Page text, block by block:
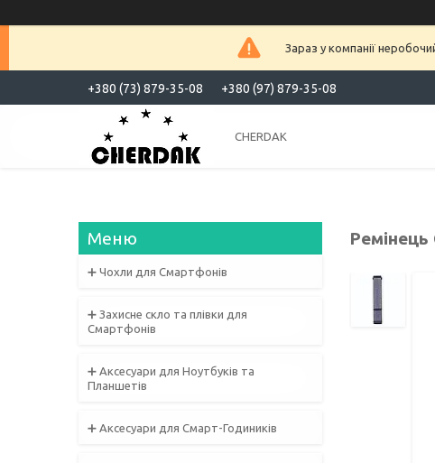
Зараз у компанії
+380 (73) 879-35-08 +380 (97) 879-35-08
CHERDAK
➕ Чохли для Смартфонів
➕ Захисне скло та плівки для
Смартфонів
➕ Аксесуари для Ноутбуків та
Планшетів
➕ Аксесуари для Смарт-Годиників